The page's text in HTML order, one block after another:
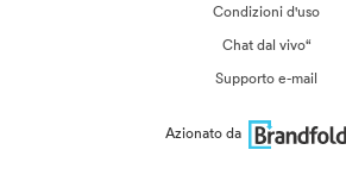
Condizioni d'uso
Chat dal vivo“
Supporto e-mail
Azionato da